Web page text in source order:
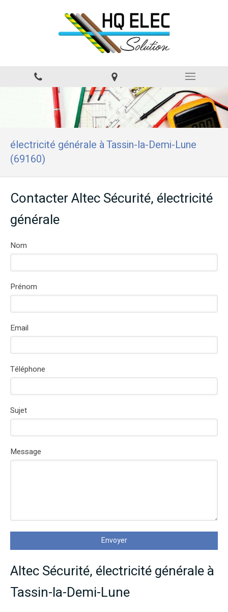
électricité générale à Tassin-la-Demi-Lune
(69160)
Contacter Altec Sécurité, électricité
générale
Nom
Prénom
Email
Téléphone
Sujet
Message
Envoyer
Altec Sécurité, électricité générale à
Tassin-la-Demi-Lune